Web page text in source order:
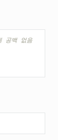
공백 없음